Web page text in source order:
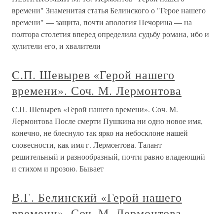
времени" Знаменитая статья Белинского о "Герое нашего
времени" — защита, почти апология Печорина — на
полтора столетия вперед определила судьбу романа, ибо и
хулители его, и хвалители
C.П. Шевырев «Герой нашего
времени». Соч. М. Лермонтова
C.П. Шевырев «Герой нашего времени». Соч. М.
Лермонтова После смерти Пушкина ни одно новое имя,
конечно, не блеснуло так ярко на небосклоне нашей
словесности, как имя г. Лермонтова. Талант
решительный и разнообразный, почти равно владеющий
и стихом и прозою. Бывает
В.Г. Белинский «Герой нашего